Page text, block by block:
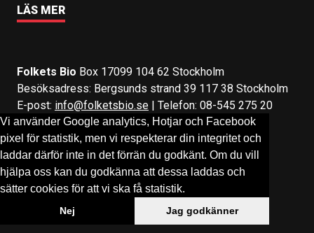
Vi använder Google analytics, Hotjar och Facebook
pixel för statistik, men vi respekterar din integritet och
laddar därför inte in det förrän du godkänt. Om du vill
hjälpa oss kan du godkänna att dessa laddas och
sätter cookies för att vi ska få statistik.
Nej Jag godkänner
LÄS MER
Folkets Bio Box 17099 104 62 Stockholm
Besöksadress: Bergsunds strand 39 117 38 Stockholm
E-post: info@folketsbio.se | Telefon: 08-545 275 20
Följ oss på:Facebook&Instagram